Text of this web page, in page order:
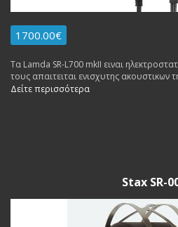
1700.00€
Τα Lamda SR-L700 mkII ειναι
τους απαιτειται ενισχυτης ακουστικων
Δείτε περισσότερα
Stax SR-